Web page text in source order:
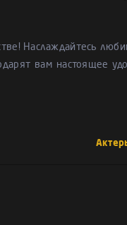
Наслаждайтесь
вам настоящее